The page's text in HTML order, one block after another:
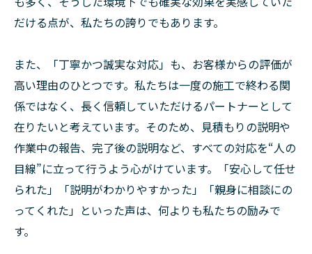
だける点が、私たちの誇りでもあります。
また、「丁寧かつ誠実な対応」も、お客様からの評価が
高い理由のひとつです。私たちは一度の施工で終わる関
係ではなく、長く信頼していただけるパートナーとして
在りたいと考えています。そのため、見積もりの説明や
作業中の報告、完了後の説明など、すべての対応を“人の
目線”に立って行うよう心がけています。「安心して任せ
られた」「説明がわかりやすかった」「親身に相談にの
ってくれた」といった声は、何よりも私たちの励みで
す。